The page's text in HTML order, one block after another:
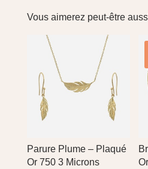
Vous aimerez peut-être
Parure Plume – Plaqué
Or 750 3 Microns